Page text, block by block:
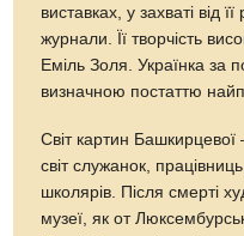
виставках, у захваті від
журнали. Її творчість
Еміль Золя. Українка за
визначною постаттю
Світ картин Башкирцевої
світ служанок,
школярів. Після смерті
музеї, як от